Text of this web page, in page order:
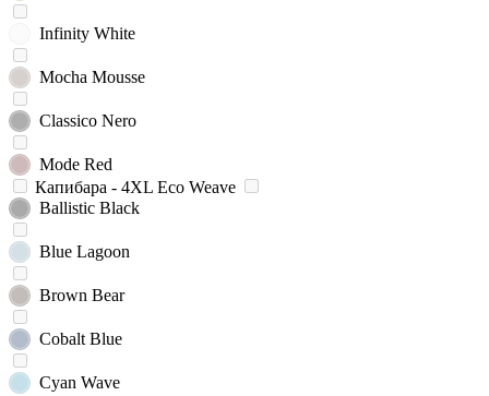
Infinity White
Mocha Mousse
Classico Nero
Mode Red
Капибара - 4XL Eco Weave
Ballistic Black
Blue Lagoon
Brown Bear
Cobalt Blue
Cyan Wave